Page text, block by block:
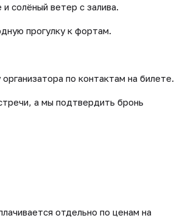
солёный ветер с залива.
прогулку к фортам.
по контактам на билете.
а мы подтвердить бронь
отдельно по ценам на